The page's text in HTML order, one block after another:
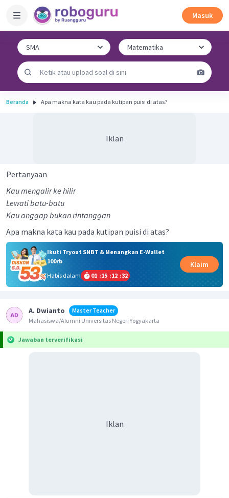
Masuk
Beranda Apa makna kata kau pada kutipan puisi di atas?
Iklan
Pertanyaan
Kau mengalir ke hilir
Lewati batu-batu
Kau anggap bukan rintanggan
Apa makna kata kau pada kutipan puisi di atas?
Ikuti Tryout SNBT & Menangkan E-Wallet
100rb
Habis dalam
01 :15 :12 :31
Klaim
A. Dwianto
Master Teacher
Mahasiswa/Alumni Universitas Negeri Yogyakarta
Jawaban terverifikasi
Iklan